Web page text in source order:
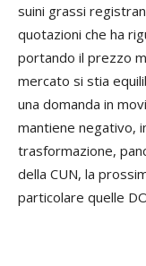
suini grassi
quotazioni che ha
portando il prezzo
mercato si stia
una domanda in
mantiene negativo,
trasformazione,
della CUN, la
particolare quelle